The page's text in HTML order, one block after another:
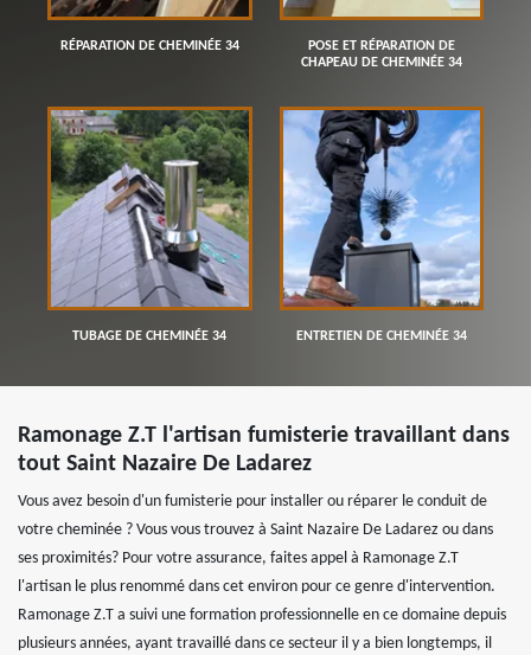
RÉPARATION DE CHEMINÉE 34
POSE ET RÉPARATION DE
CHAPEAU DE CHEMINÉE 34
TUBAGE DE CHEMINÉE 34 ENTRETIEN DE CHEMINÉE 34
Ramonage Z.T l'artisan fumisterie travaillant dans
tout Saint Nazaire De Ladarez
Vous avez besoin d'un fumisterie pour installer ou réparer le conduit de
votre cheminée ? Vous vous trouvez à Saint Nazaire De Ladarez ou dans
ses proximités? Pour votre assurance, faites appel à Ramonage Z.T
l'artisan le plus renommé dans cet environ pour ce genre d'intervention.
Ramonage Z.T a suivi une formation professionnelle en ce domaine depuis
plusieurs années, ayant travaillé dans ce secteur il y a bien longtemps, il